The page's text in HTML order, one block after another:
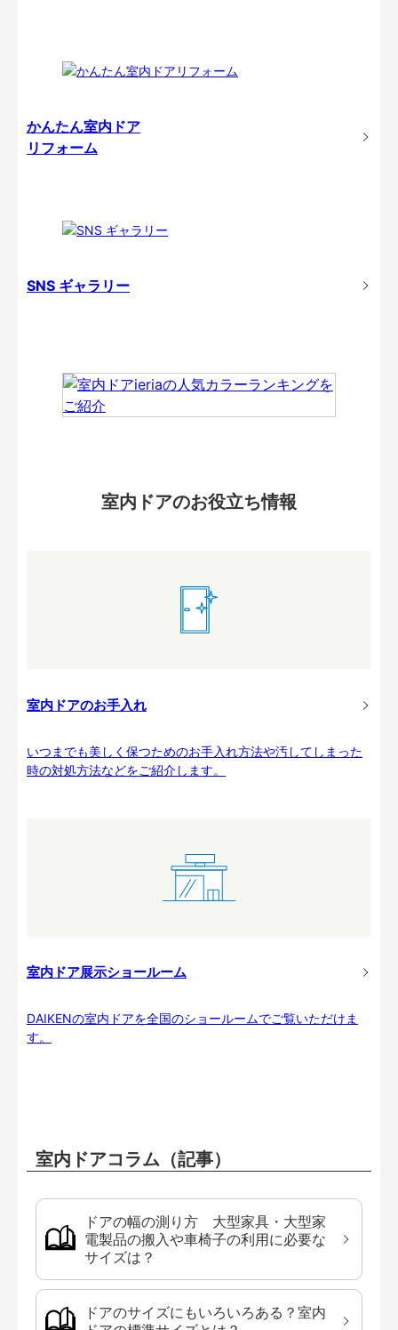
かんたん室内ドア
リフォーム
SNS ギャラリー
室内ドアのお役立ち情報
室内ドアのお手入れ
いつまでも美しく保つためのお手入れ方法や汚してしまった
時の対処方法などをご紹介します。
室内ドア展示ショールーム
DAIKENの室内ドアを全国のショールームでご覧いただけま
す。
室内ドアコラム（記事）
ドアの幅の測り方 大型家具・大型家
電製品の搬入や車椅子の利用に必要な
サイズは？
ドアのサイズにもいろいろある？室内